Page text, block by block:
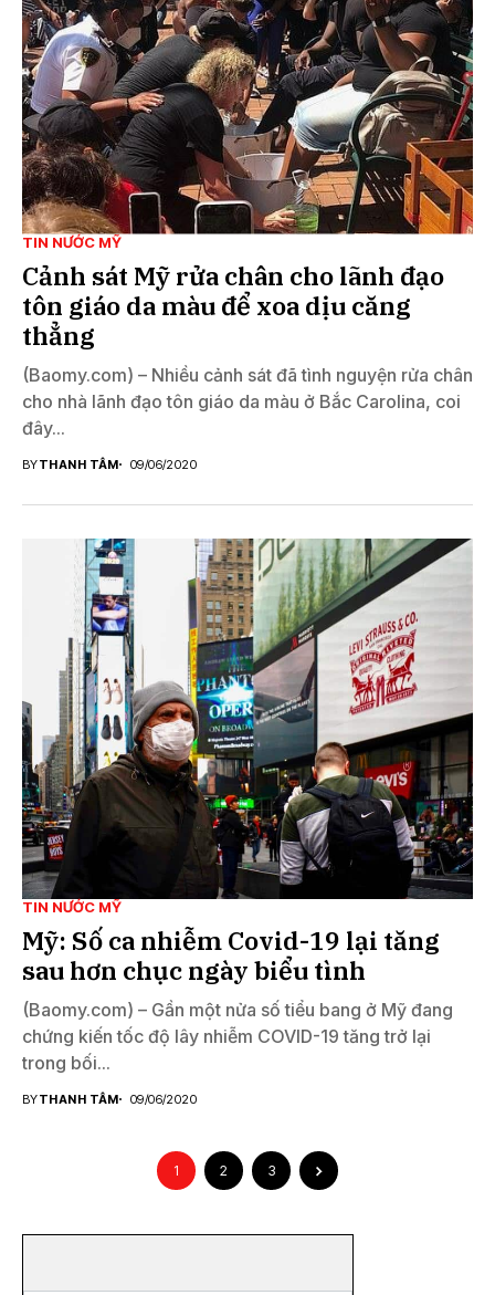
TIN NƯỚC MỸ
Cảnh sát Mỹ rửa chân cho lãnh đạo
tôn giáo da màu để xoa dịu căng
thẳng
(Baomy.com) – Nhiều cảnh sát đã tình nguyện rửa chân
cho nhà lãnh đạo tôn giáo da màu ở Bắc Carolina, coi
đây...
BYTHANH TÂM 09/06/2020
TIN NƯỚC MỸ
Mỹ: Số ca nhiễm Covid-19 lại tăng
sau hơn chục ngày biểu tình
(Baomy.com) – Gần một nửa số tiểu bang ở Mỹ đang
chứng kiến tốc độ lây nhiễm COVID-19 tăng trở lại
trong bối...
BYTHANH TÂM 09/06/2020
1 2 3